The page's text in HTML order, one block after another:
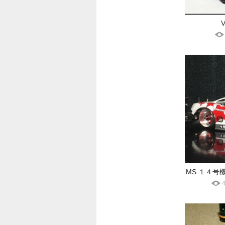
MS １４号